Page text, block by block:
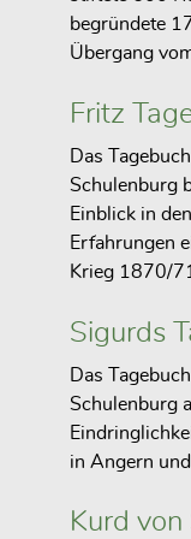
begründete
Übergang
Fritz
Das
Schulenburg
Einblick in
Erfahrungen
Krieg 1870/71.
Sigurds
Das
Schulenburg
in Angern
Kurd von